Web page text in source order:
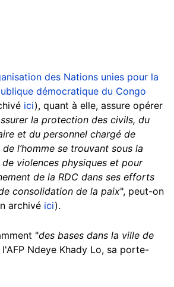
des Nations unies pour la
démocratique du Congo
ici), quant à elle, assure opérer
la protection des civils, du
et du personnel chargé de
l’homme se trouvant sous la
violences physiques et pour
de la RDC dans ses efforts
consolidation de la paix", peut-on
archivé ici).
"des bases dans la ville de
l'AFP Ndeye Khady Lo, sa porte-